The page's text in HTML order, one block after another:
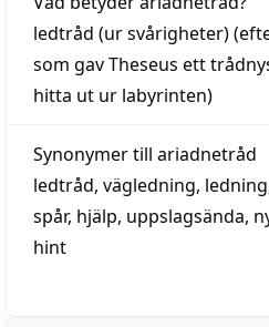
ledtråd (ur svårigheter)
som gav Theseus ett
hitta ut ur labyrinten)
Synonymer till ariadnetråd
ledtråd, vägledning, ledning
spår, hjälp, uppslagsända,
hint